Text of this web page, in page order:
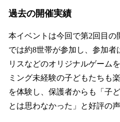
過去の開催実績
本イベントは今回で第2回目
では約8世帯が参加し、参加者
リスなどのオリジナルゲーム
ミング未経験の子どもたちも
を体験し、保護者からも「子
とは思わなかった」と好評の